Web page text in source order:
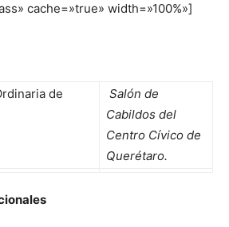
cache=»true» width=»100%»]
de
Salón de
Cabildos del
Centro Cívico de
Querétaro.